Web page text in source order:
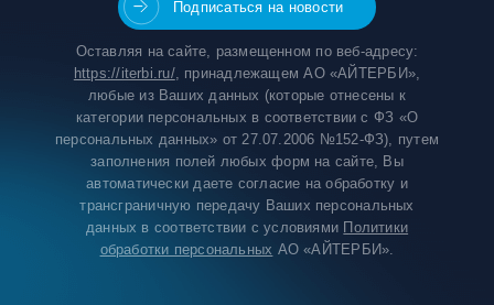
Оставляя на сайте, размещенном по веб-адресу:
https://iterbi.ru/, принадлежащем АО «АЙТЕРБИ»,
любые из Ваших данных (которые отнесены к
категории персональных в соответствии с ФЗ «О
персональных данных» от 27.07.2006 №152-ФЗ), путем
заполнения полей любых форм на сайте, Вы
автоматически даете согласие на обработку и
трансграничную передачу Ваших персональных
данных в соответствии с условиями Политики
обработки персональных АО «АЙТЕРБИ».